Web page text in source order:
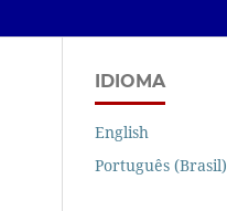
IDIOMA
English
Português (Brasil)